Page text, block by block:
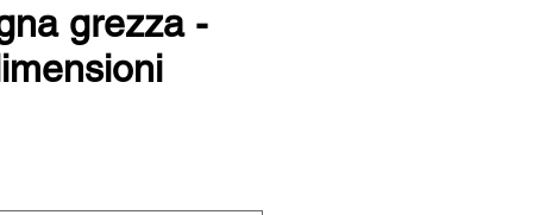
grezza -